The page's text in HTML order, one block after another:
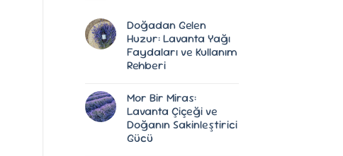
Doğadan Gelen
Huzur: Lavanta Yağı
Faydaları ve Kullanım
Rehberi
Doğadan
Gelen
Huzur:
Lavanta
Yağı
Faydaları
Mor Bir Miras:
Lavanta Çiçeği ve
Doğanın Sakinleştirici
Gücü